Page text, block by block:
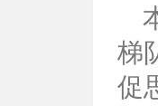
梯
促